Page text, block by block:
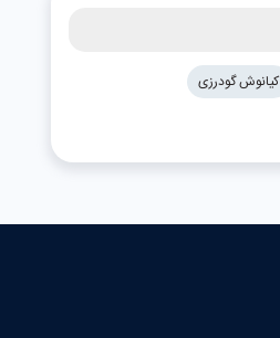
کیانوش گودرزی